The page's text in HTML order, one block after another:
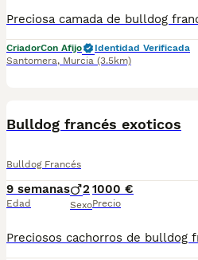
CriadorCon Afijo
Identidad Verificada
Santomera, Murcia (3.5km)
Bulldog francés exoticos
Bulldog Francés
9 semanas
Edad
2
Sexo
1000 €
Precio